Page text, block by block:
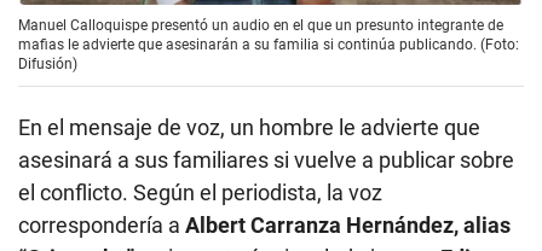
Manuel Calloquispe presentó un audio en el que un presunto integrante de
mafias le advierte que asesinarán a su familia si continúa publicando. (Foto:
Difusión)
En el mensaje de voz, un hombre le advierte que
asesinará a sus familiares si vuelve a publicar sobre
el conflicto. Según el periodista, la voz
correspondería a Albert Carranza Hernández, alias